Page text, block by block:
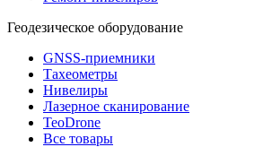
Геодезическое оборудование
GNSS-приемники
Тахеометры
Нивелиры
Лазерное сканирование
TeoDrone
Все товары